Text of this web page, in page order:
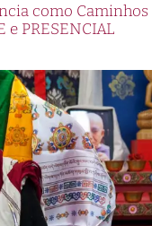
como Caminhos
PRESENCIAL